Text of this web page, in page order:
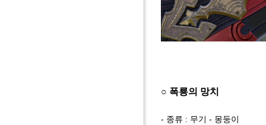
○ 폭룡의 망치
- 종류 : 무기 - 몽둥이